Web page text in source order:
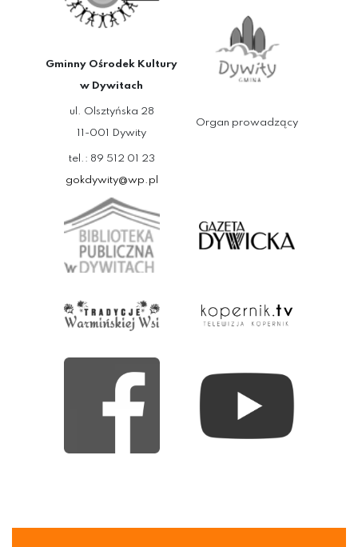
Gminny Ośrodek Kultury
w Dywitach
ul. Olsztyńska 28
11-001 Dywity
tel.: 89 512 01 23
gokdywity@wp.pl
Organ prowadzący